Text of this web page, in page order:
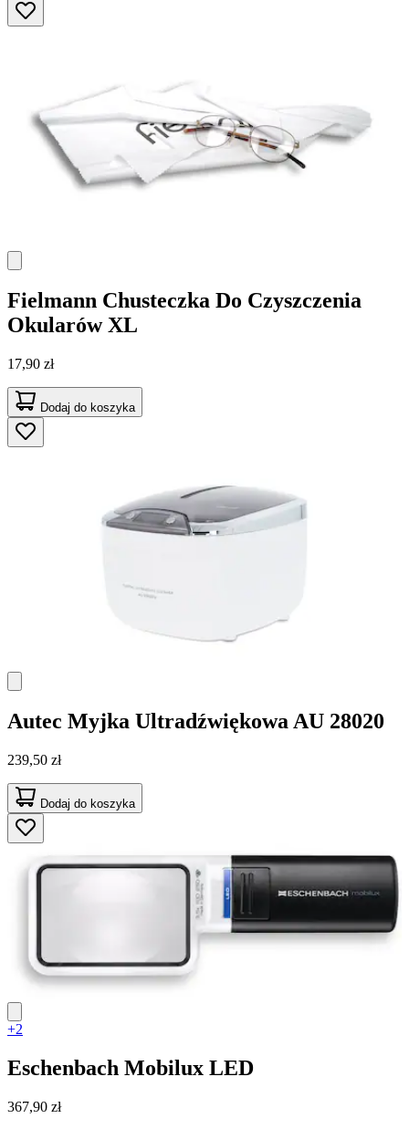
Fielmann Chusteczka Do Czyszczenia
Okularów XL
17,90 zł
Dodaj do koszyka
Autec Myjka Ultradźwiękowa AU 28020
239,50 zł
Dodaj do koszyka
+2
Eschenbach Mobilux LED
367,90 zł